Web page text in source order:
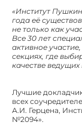
«Институт
года её
не только как
Все 30 лет
активное
секциях, где
качестве ведущих
Лучшие
всех
А.И. Герцена,
№2094».